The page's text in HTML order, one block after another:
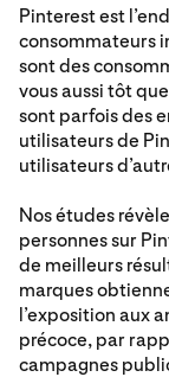
Pinterest est
consommateurs
sont des
vous aussi tôt
sont parfois des
utilisateurs de
utilisateurs
Nos études
personnes sur
de meilleurs
marques
l’exposition aux
précoce, par
campagnes